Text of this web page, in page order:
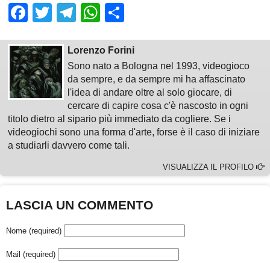
Facebook
TwitterTelegram
WhatsApp
Lorenzo Forini
Sono nato a Bologna nel 1993, videogioco
da sempre, e da sempre mi ha affascinato
l'idea di andare oltre al solo giocare, di
cercare di capire cosa c'è nascosto in ogni
titolo dietro al sipario più immediato da cogliere. Se i
videogiochi sono una forma d'arte, forse è il caso di iniziare
a studiarli davvero come tali.
VISUALIZZA IL PROFILO
LASCIA UN COMMENTO
Nome (required)
Mail (required)